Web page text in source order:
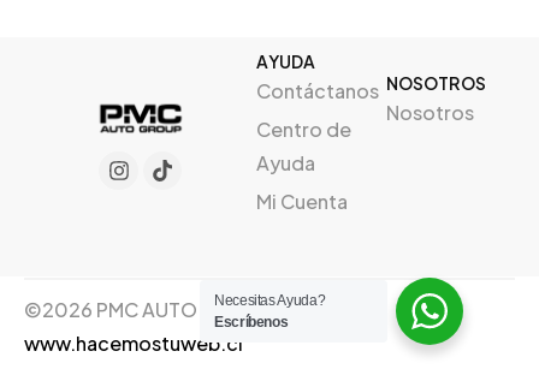
AYUDA
Contáctanos
Centro de
Ayuda
Mi Cuenta
NOSOTROS
Nosotros
©2026 PMC AUTO GROUP, Creado por
www.hacemostuweb.cl
Necesitas Ayuda?
Escríbenos